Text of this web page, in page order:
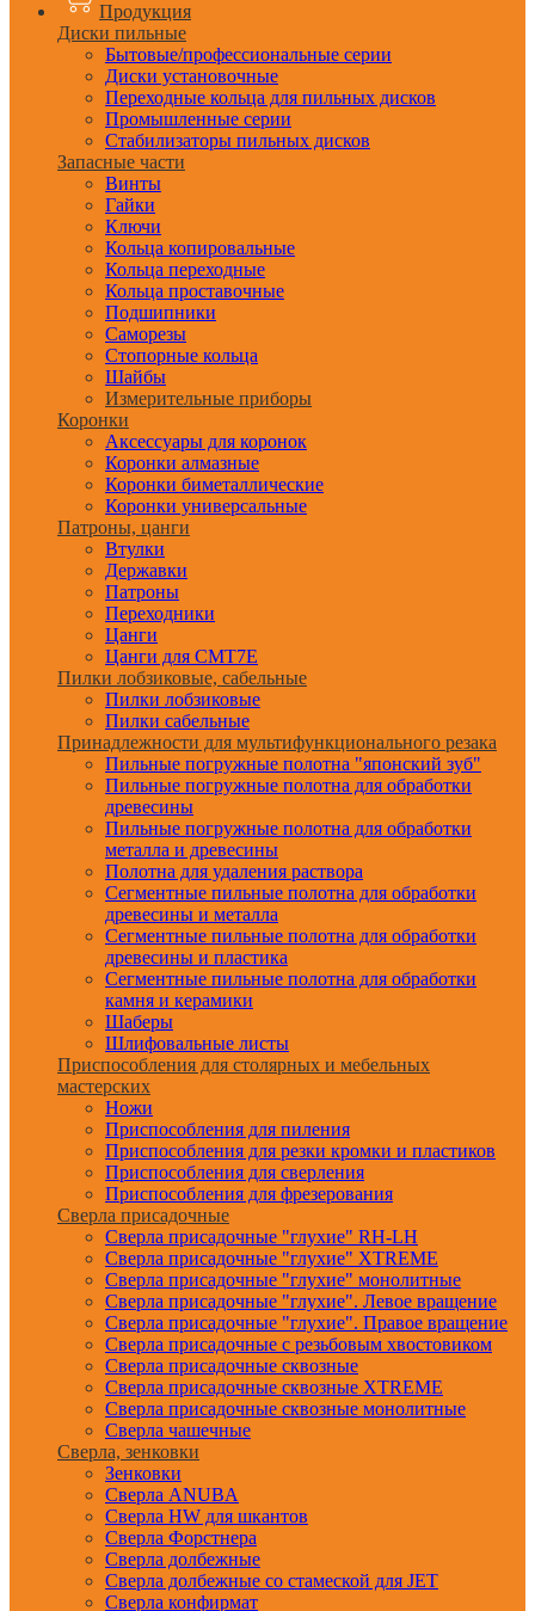
Продукция
Диски пильные
Бытовые/профессиональные серии
Диски установочные
Переходные кольца для пильных дисков
Промышленные серии
Стабилизаторы пильных дисков
Запасные части
Винты
Гайки
Ключи
Кольца копировальные
Кольца переходные
Кольца проставочные
Подшипники
Саморезы
Стопорные кольца
Шайбы
Измерительные приборы
Коронки
Аксессуары для коронок
Коронки алмазные
Коронки биметаллические
Коронки универсальные
Патроны, цанги
Втулки
Державки
Патроны
Переходники
Цанги
Цанги для CMT7E
Пилки лобзиковые, сабельные
Пилки лобзиковые
Пилки сабельные
Принадлежности для мультифункционального резака
Пильные погружные полотна "японский зуб"
Пильные погружные полотна для обработки
древесины
Пильные погружные полотна для обработки
металла и древесины
Полотна для удаления раствора
Сегментные пильные полотна для обработки
древесины и металла
Сегментные пильные полотна для обработки
древесины и пластика
Сегментные пильные полотна для обработки
камня и керамики
Шаберы
Шлифовальные листы
Приспособления для столярных и мебельных
мастерских
Ножи
Приспособления для пиления
Приспособления для резки кромки и пластиков
Приспособления для сверления
Приспособления для фрезерования
Сверла присадочные
Сверла присадочные "глухие" RH-LH
Сверла присадочные "глухие" XTREME
Сверла присадочные "глухие" монолитные
Сверла присадочные "глухие". Левое вращение
Сверла присадочные "глухие". Правое вращение
Сверла присадочные с резьбовым хвостовиком
Сверла присадочные сквозные
Сверла присадочные сквозные XTREME
Сверла присадочные сквозные монолитные
Сверла чашечные
Сверла, зенковки
Зенковки
Сверла ANUBA
Сверла HW для шкантов
Сверла Форстнера
Сверла долбежные
Сверла долбежные со стамеской для JET
Сверла конфирмат